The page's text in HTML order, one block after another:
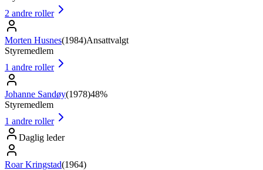
2 andre roller
Morten Husnes(1984)Ansattvalgt
Styremedlem
1 andre roller
Johanne Sandøy(1978)48%
Styremedlem
1 andre roller
Daglig leder
Roar Kringstad(1964)